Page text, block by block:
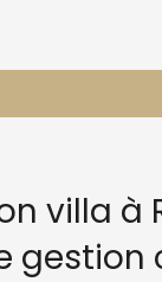
villa à